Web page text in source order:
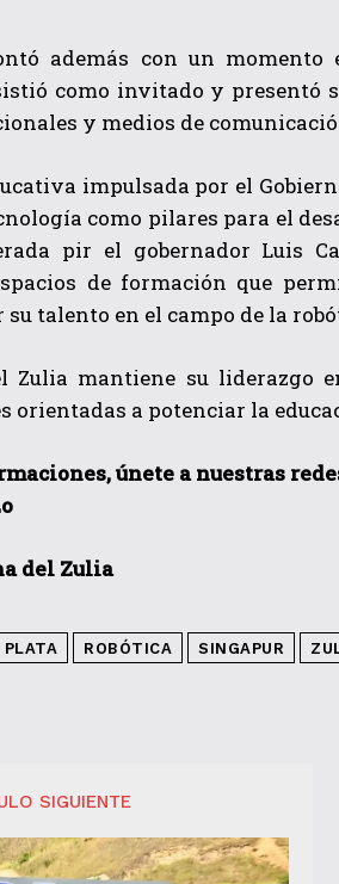
.
además con un momento
como invitado y presentó
y medios de
impulsada por el
como pilares para el
pir el gobernador Luis
de formación que
talento en el campo de la
Zulia mantiene su liderazgo
a potenciar la
únete a nuestras
del Zulia
PLATA ROBÓTICA SINGAPUR
SIGUIENTE